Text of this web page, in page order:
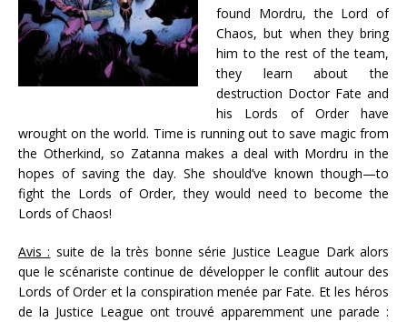
found Mordru, the Lord of
Chaos, but when they bring
him to the rest of the team,
they learn about the
destruction Doctor Fate and
his Lords of Order have
wrought on the world. Time is running out to save magic from
the Otherkind, so Zatanna makes a deal with Mordru in the
hopes of saving the day. She should’ve known though—to
fight the Lords of Order, they would need to become the
Lords of Chaos!
Avis : suite de la très bonne série Justice League Dark alors
que le scénariste continue de développer le conflit autour des
Lords of Order et la conspiration menée par Fate. Et les héros
de la Justice League ont trouvé apparemment une parade :